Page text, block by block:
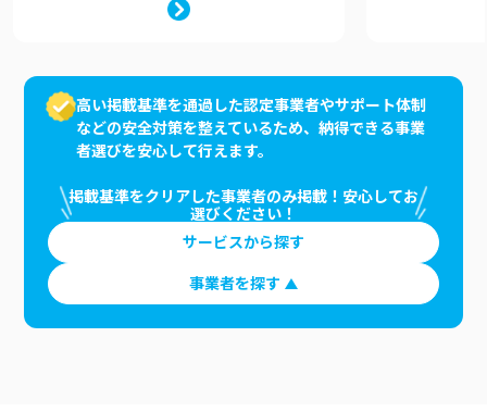
高い掲載基準を通過した認定事業者やサポート体制
などの安全対策を整えているため、納得できる事業
者選びを安心して行えます。
掲載基準をクリアした事業者のみ掲載！安心してお
選びください！
サービスから探す
事業者を探す